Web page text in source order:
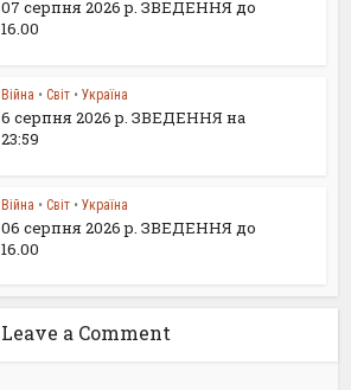
07 серпня 2026 р. ЗВЕДЕННЯ до
16.00
Війна • Світ • Україна
6 серпня 2026 р. ЗВЕДЕННЯ на
23:59
Війна • Світ • Україна
06 серпня 2026 р. ЗВЕДЕННЯ до
16.00
Leave a Comment